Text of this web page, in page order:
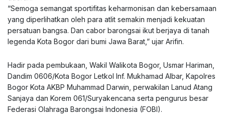
“Semoga semangat sportifitas keharmonisan dan kebersamaan
yang diperlihatkan oleh para atlit semakin menjadi kekuatan
persatuan bangsa. Dan cabor barongsai ikut berjaya di tanah
legenda Kota Bogor dari bumi Jawa Barat,” ujar Arifin.
Hadir pada pembukaan, Wakil Walikota Bogor, Usmar Hariman,
Dandim 0606/Kota Bogor Letkol Inf. Mukhamad Albar, Kapolres
Bogor Kota AKBP Muhammad Darwin, perwakilan Lanud Atang
Sanjaya dan Korem 061/Suryakencana serta pengurus besar
Federasi Olahraga Barongsai Indonesia (FOBI).